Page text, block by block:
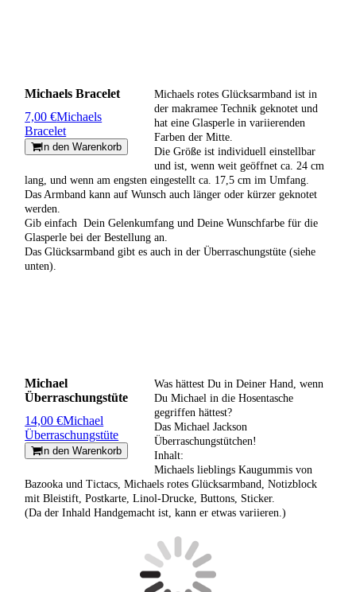
Michaels Bracelet
7,00 €Michaels
Bracelet
In den Warenkorb
Michaels rotes Glücksarmband ist in
der makramee Technik geknotet und
hat eine Glasperle in variierenden
Farben der Mitte.
Die Größe ist individuell einstellbar
und ist, wenn weit geöffnet ca. 24 cm
lang, und wenn am engsten eingestellt ca. 17,5 cm im Umfang.
Das Armband kann auf Wunsch auch länger oder kürzer geknotet
werden.
Gib einfach Dein Gelenkumfang und Deine Wunschfarbe für die
Glasperle bei der Bestellung an.
Das Glücksarmband gibt es auch in der Überraschungstüte (siehe
unten).
Michael
Überraschungstüte
14,00 €Michael
Überraschungstüte
In den Warenkorb
Was hättest Du in Deiner Hand, wenn
Du Michael in die Hosentasche
gegriffen hättest?
Das Michael Jackson
Überraschungstütchen!
Inhalt:
Michaels lieblings Kaugummis von
Bazooka und Tictacs, Michaels rotes Glücksarmband, Notizblock
mit Bleistift, Postkarte, Linol-Drucke, Buttons, Sticker.
(Da der Inhald Handgemacht ist, kann er etwas variieren.)